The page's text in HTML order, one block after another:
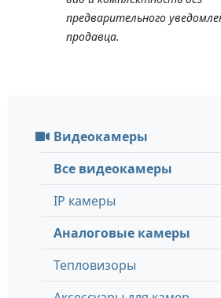
предварительного
продавца.
Видеокамеры
Все видеокамеры
IP камеры
Аналоговые камеры
Тепловизоры